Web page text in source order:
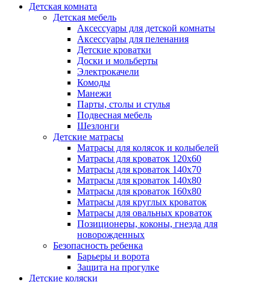
Детская комната
Детская мебель
Аксессуары для детской комнаты
Аксессуары для пеленания
Детские кроватки
Доски и мольберты
Электрокачели
Комоды
Манежи
Парты, столы и стулья
Подвесная мебель
Шезлонги
Детские матрасы
Матрасы для колясок и колыбелей
Матрасы для кроваток 120х60
Матрасы для кроваток 140х70
Матрасы для кроваток 140х80
Матрасы для кроваток 160х80
Матрасы для круглых кроваток
Матрасы для овальных кроваток
Позиционеры, коконы, гнезда для
новорожденных
Безопасность ребенка
Барьеры и ворота
Защита на прогулке
Детские коляски